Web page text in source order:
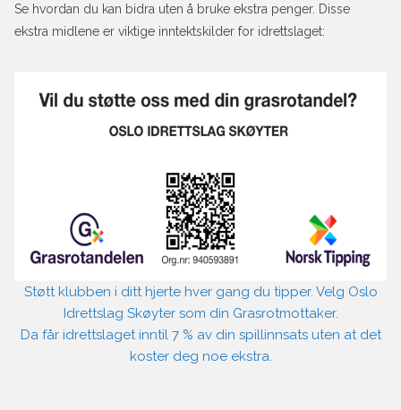
Se hvordan du kan bidra uten å bruke ekstra penger. Disse
ekstra midlene er viktige inntektskilder for idrettslaget:
Støtt klubben i ditt hjerte hver gang du tipper. Velg Oslo
Idrettslag Skøyter som din Grasrotmottaker.
Da får idrettslaget inntil 7 % av din spillinnsats uten at det
koster deg noe ekstra.